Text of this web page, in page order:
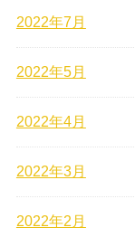
2022年7月
2022年5月
2022年4月
2022年3月
2022年2月